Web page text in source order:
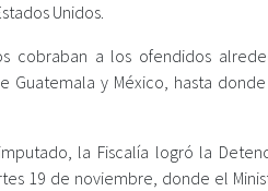
Unidos.
cobraban a los ofendidos
Guatemala y México, hasta
la Fiscalía logró la
19 de noviembre, donde el